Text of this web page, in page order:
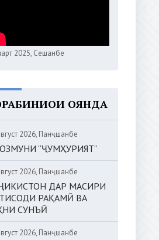
2025, Сешанбе
ОЯНДА
2026, Панҷшанбе
“ҶУМҲУРИЯТ”
2026, Панҷшанбе
ДАР МАСИРИ
РАҚАМӢ ВА
СУНЪӢ
2026, Панҷшанбе